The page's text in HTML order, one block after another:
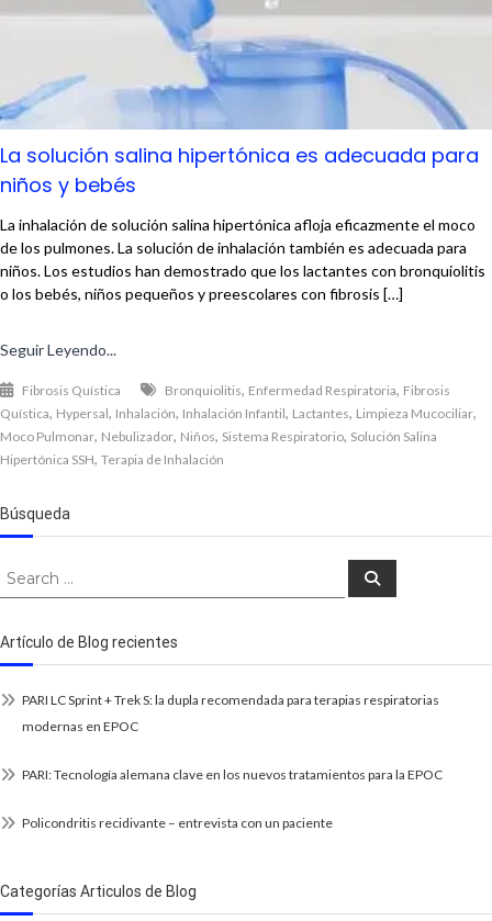
La solución salina hipertónica es adecuada para
niños y bebés
La inhalación de solución salina hipertónica afloja eficazmente el moco
de los pulmones. La solución de inhalación también es adecuada para
niños. Los estudios han demostrado que los lactantes con bronquiolitis
o los bebés, niños pequeños y preescolares con fibrosis […]
Seguir Leyendo...
Fibrosis Quística Bronquiolitis, Enfermedad Respiratoria, Fibrosis
Quística, Hypersal, Inhalación, Inhalación Infantil, Lactantes, Limpieza Mucociliar,
Moco Pulmonar, Nebulizador, Niños, Sistema Respiratorio, Solución Salina
Hipertónica SSH, Terapia de Inhalación
Búsqueda
Search
Search
Artículo de Blog recientes
PARI LC Sprint + Trek S: la dupla recomendada para terapias respiratorias
modernas en EPOC
PARI: Tecnología alemana clave en los nuevos tratamientos para la EPOC
Policondritis recidivante – entrevista con un paciente
Categorías Articulos de Blog